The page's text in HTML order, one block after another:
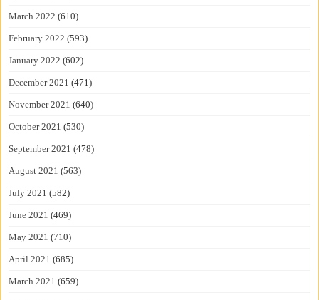
March 2022 (610)
February 2022 (593)
January 2022 (602)
December 2021 (471)
November 2021 (640)
October 2021 (530)
September 2021 (478)
August 2021 (563)
July 2021 (582)
June 2021 (469)
May 2021 (710)
April 2021 (685)
March 2021 (659)